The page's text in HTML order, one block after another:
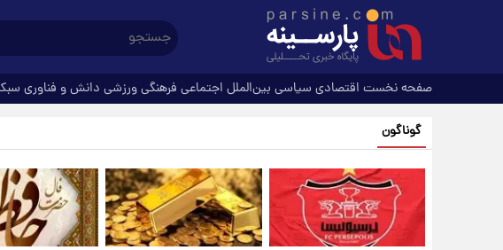
صفحه نخست اقتصادی سیاسی بین‌الملل اجتماعی فرهنگیورزشی دانش و فناوری
گوناگون